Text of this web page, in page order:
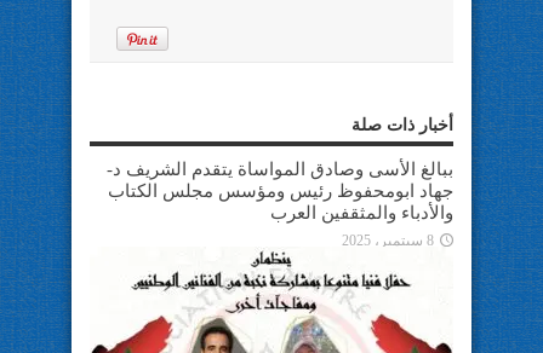
أخبار ذات صلة
ببالغ الأسى وصادق المواساة يتقدم الشريف د-
جهاد ابومحفوظ رئيس ومؤسس مجلس الكتاب
والأدباء والمثقفين العرب
8 سبتمبر، 2025